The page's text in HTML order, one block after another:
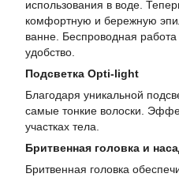
использования в воде.
комфортную и бережную
ванне. Беспроводная работа
удобство.
Подсветка Opti-light
Благодаря уникальной
самые тонкие волоски.
участках тела.
Бритвенная головка и
Бритвенная головка